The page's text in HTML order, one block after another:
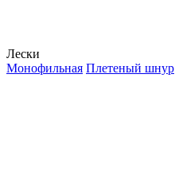
Лески
Монофильная Плетеный шнур